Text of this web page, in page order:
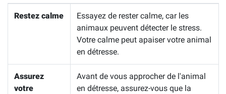
Restez calme
Essayez de rester calme, car les
animaux peuvent détecter le stress.
Votre calme peut apaiser votre animal
en détresse.
Assurez
votre
Avant de vous approcher de l'animal
en détresse, assurez-vous que la